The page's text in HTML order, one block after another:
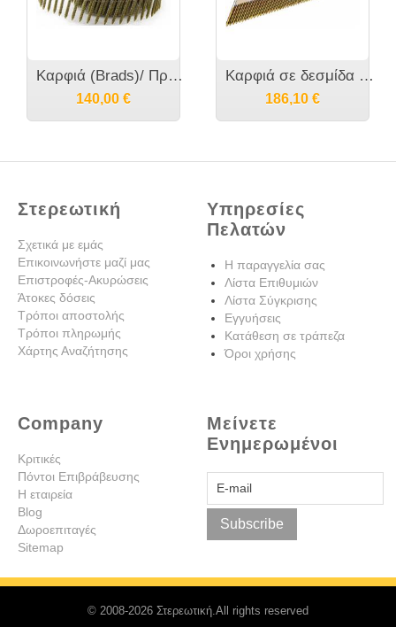
Καρφιά (Brads)/ Πρόκα BDC, η RBW κατά Crisco ή CNW κατά PREBENA, ή CN15W κατά Fasco, ή BDC κατά BeA, ή SCN κατά Senco ή COIL κατά Stanley σε μπομπίνα
140,00 €
Καρφιά σε δεσμίδα σειράς D 34 μοίρες κατά BEA (ατσάλινα - όχι πυρίμαχα) και για Milwaukee M18 FFN
186,10 €
Στερεωτική
Σχετικά με εμάς
Επικοινωνήστε μαζί μας
Επιστροφές-Ακυρώσεις
Άτοκες δόσεις
Τρόποι αποστολής
Τρόποι πληρωμής
Χάρτης Αναζήτησης
Υπηρεσίες
Πελατών
Η παραγγελία σας
Λίστα Επιθυμιών
Λίστα Σύγκρισης
Εγγυήσεις
Κατάθεση σε τράπεζα
Όροι χρήσης
Company
Κριτικές
Πόντοι Επιβράβευσης
Η εταιρεία
Blog
Δωροεπιταγές
Sitemap
Μείνετε
Ενημερωμένοι
Subscribe
© 2008-2026 Στερεωτική.All rights reserved